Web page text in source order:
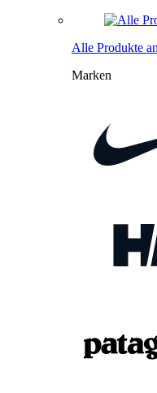
Alle Produkte
Marken